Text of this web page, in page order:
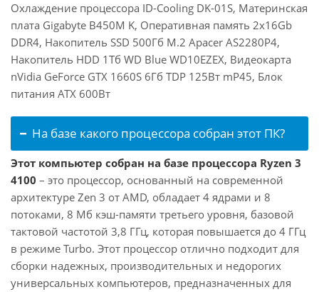
Охлаждение процессора ID-Cooling DK-01S, Материнская
плата Gigabyte B450M K, Оперативная память 2x16Gb
DDR4, Накопитель SSD 500Гб M.2 Apacer AS2280P4,
Накопитель HDD 1Тб WD Blue WD10EZEX, Видеокарта
nVidia GeForce GTX 1660S 6Гб TDP 125Вт mP45, Блок
питания ATX 600Вт
На базе какого процессора собран этот ПК?
Этот компьютер собран на базе процессора Ryzen 3
4100 – это процессор, основанный на современной
архитектуре Zen 3 от AMD, обладает 4 ядрами и 8
потоками, 8 Мб кэш-памяти третьего уровня, базовой
тактовой частотой 3,8 ГГц, которая повышается до 4 ГГц
в режиме Turbo. Этот процессор отлично подходит для
сборки надежных, производительных и недорогих
универсальных компьютеров, предназначенных для